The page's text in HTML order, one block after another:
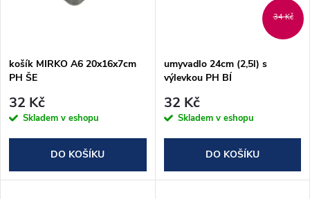
ů
košík MIRKO A6 20x16x7cm
PH ŠE
32 Kč
Skladem v eshopu
DO KOŠÍKU
34 Kč
umyvadlo 24cm (2,5l) s
výlevkou PH BÍ
32 Kč
Skladem v eshopu
DO KOŠÍKU